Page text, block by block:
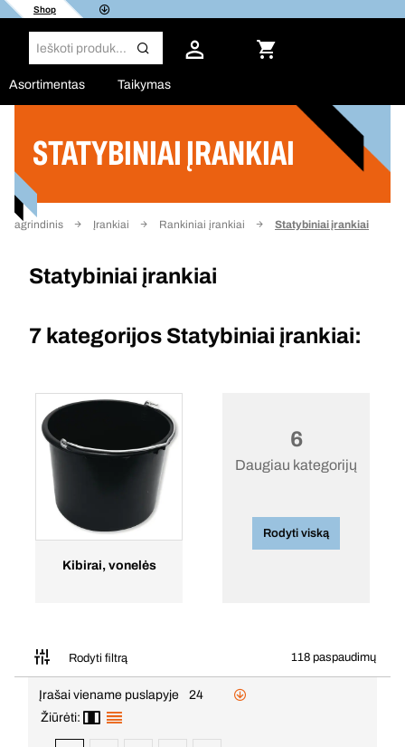
Shop
Asortimentas Taikymas
STATYBINIAI ĮRANKIAI
Pagrindinis Įrankiai Rankiniai įrankiai Statybiniai įrankiai
Statybiniai įrankiai
7 kategorijos Statybiniai įrankiai:
Kibirai, vonelės
6
Daugiau kategorijų
Rodyti viską
Rodyti filtrą 118 paspaudimų
Filtras
Įrašai viename puslapyje
24
Žiūrėti: